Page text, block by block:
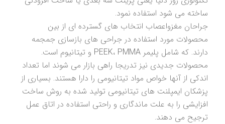
ساخته می شود استفاده نمود.
جراحان مغزواعصاب انتخاب های گسترده ای از بین
محصولات مورد استفاده در جراحی های بازسازی جمجمه
دارند. که شامل پلیمر PEEK، PMMA و تیتانیوم است.
محصولات جدیدی نیز تدریجا راهی بازار می شوند اما تعداد
اندکی از آنها خواص مواد تیتانیومی را دارا هستند. بسیاری از
پزشکان ایمپلنت های تیتانیومی تولید شده به روش ساخت
افزایشی را به علت ماندگاری و راحتی استفاده در اتاق عمل
ترجیح می دهند.